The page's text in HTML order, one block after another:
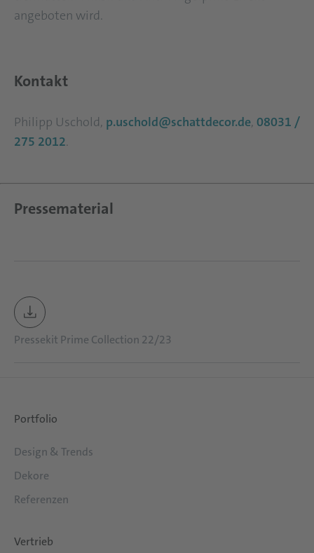
angeboten wird.
Kontakt
Philipp Uschold, p.uschold@schattdecor.de, 08031 /
275 2012.
Pressematerial
Pressekit Prime Collection 22/23
Portfolio
Design & Trends
Dekore
Referenzen
Vertrieb